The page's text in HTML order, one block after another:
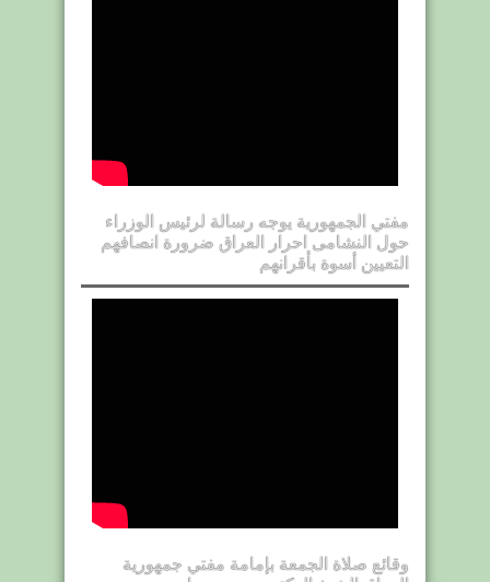
مفتي الجمهورية يوجه رسالة لرئيس الوزراء
حول النشامى احرار العراق ضرورة انصافهم
التعيين أسوة بأقرانهم
وقائع صلاة الجمعة بإمامة مفتي جمهورية